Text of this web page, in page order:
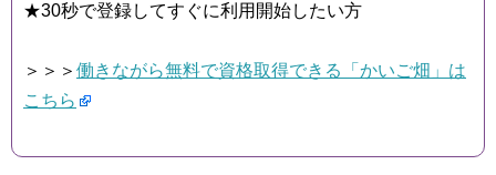
★30秒で登録してすぐに利用開始したい方
＞＞＞ 働きながら無料で資格取得できる「かいご畑」は
こちら